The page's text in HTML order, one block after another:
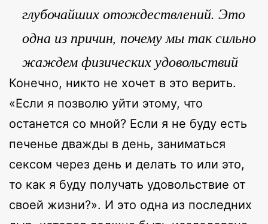
глубочайших отождествлений. Это
одна из причин, почему мы так сильно
жаждем физических удовольствий
Конечно, никто не хочет в это верить.
«Если я позволю уйти этому, что
останется со мной? Если я не буду есть
печенье дважды в день, заниматься
сексом через день и делать то или это,
то как я буду получать удовольствие от
своей жизни?». И это одна из последних